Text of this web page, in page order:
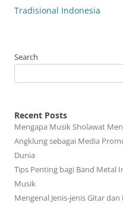
navigation
Tradisional Indonesia
Search
Recent Posts
Mengapa Musik Sholawat
Angklung sebagai Media
Dunia
Tips Penting bagi Band Metal
Musik
Mengenal Jenis-jenis Gitar